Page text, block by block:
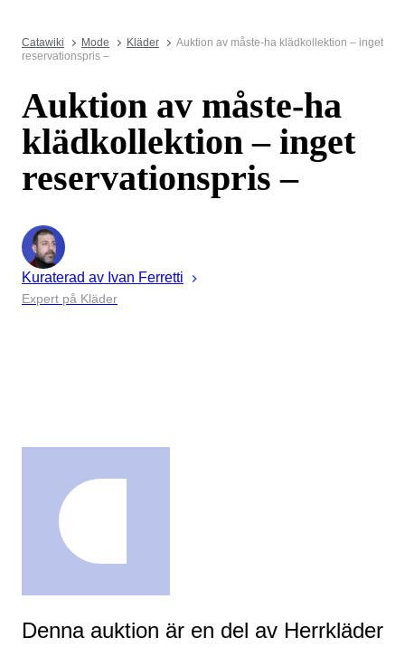
Catawiki Mode Kläder
Auktion av måste-ha klädkollektion – inget
reservationspris –
Auktion av måste-ha
klädkollektion – inget
reservationspris –
Kuraterad av Ivan Ferretti
Expert på Kläder
Denna auktion är en del av Herrkläder